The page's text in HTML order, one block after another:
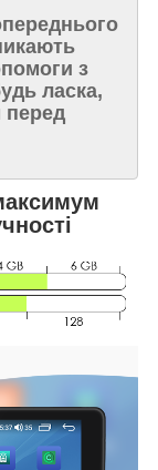
з
ласка,